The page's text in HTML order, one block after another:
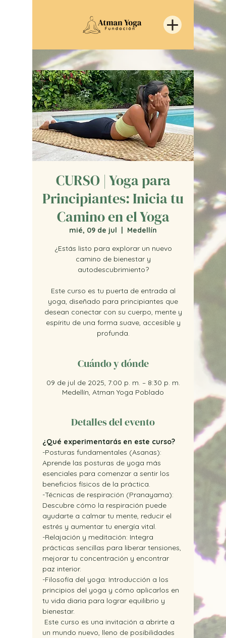
CURSO | Yoga para
Principiantes: Inicia tu
Camino en el Yoga
mié, 09 de jul
  |
Medellín
¿Estás listo para explorar un nuevo
camino de bienestar y
autodescubrimiento?
Este curso es tu puerta de entrada al
yoga, diseñado para principiantes que
desean conectar con su cuerpo, mente y
espíritu de una forma suave, accesible y
profunda.
Cuándo y dónde
09 de jul de 2025, 7:00 p. m. – 8:30 p. m.
Medellín, Atman Yoga Poblado
Detalles del evento
¿Qué experimentarás en este curso?
-Posturas fundamentales (Asanas):
Aprende las posturas de yoga más
esenciales para comenzar a sentir los
beneficios físicos de la práctica.
-Técnicas de respiración (Pranayama):
Descubre cómo la respiración puede
ayudarte a calmar tu mente, reducir el
estrés y aumentar tu energía vital.
-Relajación y meditación: Integra
prácticas sencillas para liberar tensiones,
mejorar tu concentración y encontrar
paz interior.
-Filosofía del yoga: Introducción a los
principios del yoga y cómo aplicarlos en
tu vida diaria para lograr equilibrio y
bienestar.
Este curso es una invitación a abrirte a
un mundo nuevo, lleno de posibilidades